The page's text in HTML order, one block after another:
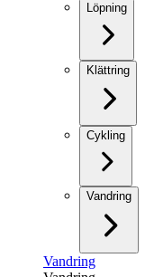
Löpning
Klättring
Cykling
Vandring
Vandring